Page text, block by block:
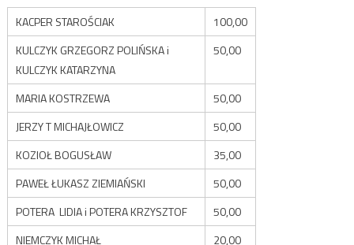
KACPER STAROŚCIAK
100,00
KULCZYK GRZEGORZ POLIŃSKA i
KULCZYK KATARZYNA
50,00
MARIA KOSTRZEWA
50,00
JERZY T MICHAJŁOWICZ
50,00
KOZIOŁ BOGUSŁAW
35,00
PAWEŁ ŁUKASZ ZIEMIAŃSKI
50,00
POTERA LIDIA i POTERA KRZYSZTOF
50,00
NIEMCZYK MICHAŁ
20,00